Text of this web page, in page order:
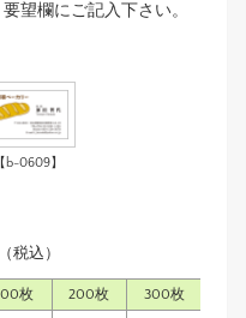
望欄にご記入下さい。
【b-0609】
（税込）
枚 200枚 300枚